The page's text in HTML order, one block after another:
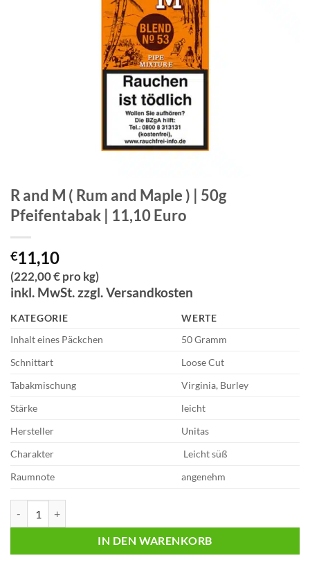
R and M ( Rum and Maple ) | 50g
Pfeifentabak | 11,10 Euro
€11,10
(222,00 € pro kg)
inkl. MwSt. zzgl. Versandkosten
KATEGORIE
WERTE
Inhalt eines Päckchen
50 Gramm
Schnittart
Loose Cut
Tabakmischung
Virginia, Burley
Stärke
leicht
Hersteller
Unitas
Charakter
Leicht süß
Raumnote
angenehm
IN DEN WARENKORB